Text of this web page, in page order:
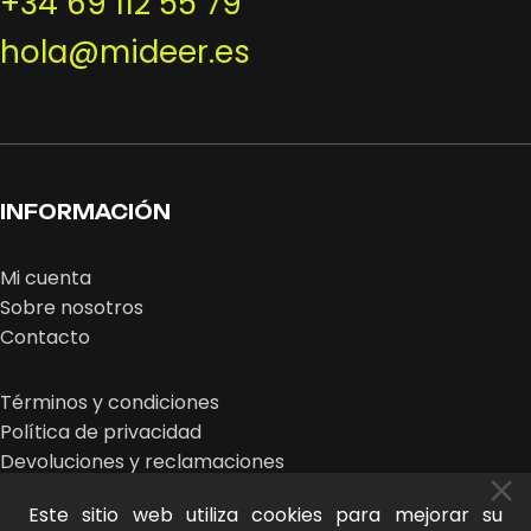
hola@mideer.es
INFORMACIÓN
Mi cuenta
Sobre nosotros
Contacto
Términos y condiciones
Política de privacidad
Devoluciones y reclamaciones
Este sitio web utiliza cookies para mejorar su